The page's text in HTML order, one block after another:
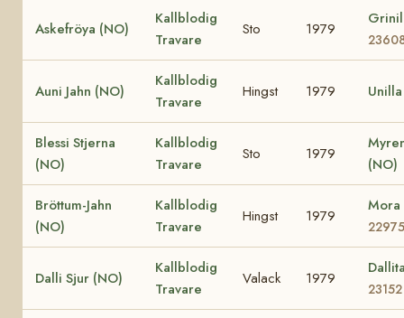
Askefröya (NO)
Kallblodig
Travare
Sto 1979
Auni Jahn (NO)
Kallblodig
Travare
Hingst 1979
Blessi Stjerna
(NO)
Kallblodig
Travare
Sto 1979
(NO)
Bröttum-Jahn
(NO)
Kallblodig
Travare
Hingst 1979
22975
Dalli Sjur (NO)
Kallblodig
Travare
Valack 1979
23152